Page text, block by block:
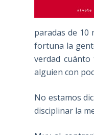
paradas de
fortuna la
verdad
alguien con
No estamos
disciplinar la